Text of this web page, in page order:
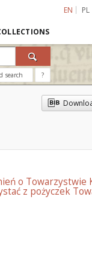
EN PL
search ?
o
z pożyczek